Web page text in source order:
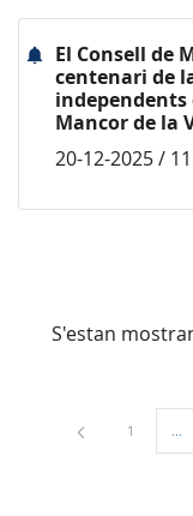
El Consell de
centenari de
independents
Mancor de la
20-12-2025 /
S'estan
Pàgina
1 ...